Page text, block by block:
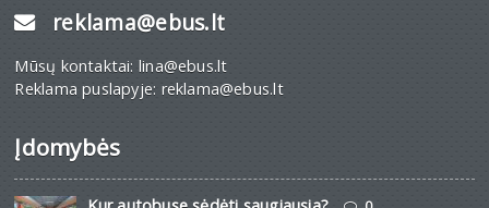
reklama@ebus.lt
Mūsų kontaktai: lina@ebus.lt
Reklama puslapyje: reklama@ebus.lt
Įdomybės